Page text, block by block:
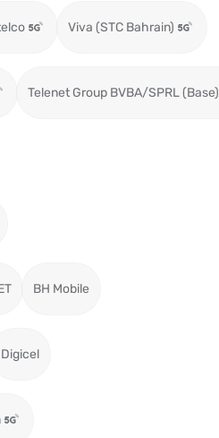
Viva (STC Bahrain)
Telenet Group BVBA/SPRL (Base)
BH Mobile
Digicel